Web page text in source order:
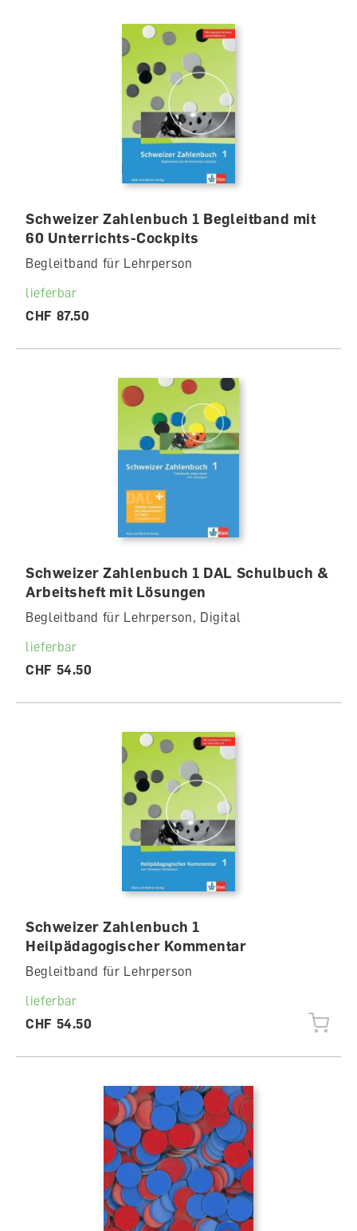
Schweizer Zahlenbuch 1 Begleitband mit
60 Unterrichts-Cockpits
Begleitband für Lehrperson
lieferbar
CHF 87.50
Schweizer Zahlenbuch 1 DAL Schulbuch &
Arbeitsheft mit Lösungen
Begleitband für Lehrperson, Digital
lieferbar
CHF 54.50
Schweizer Zahlenbuch 1
Heilpädagogischer Kommentar
Begleitband für Lehrperson
lieferbar
CHF 54.50